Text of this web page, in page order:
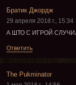
Братик Джордж
29 апреля 2018 г., 15:34
А ШТО С ИГРОЙ
Ответить
The Pukminator